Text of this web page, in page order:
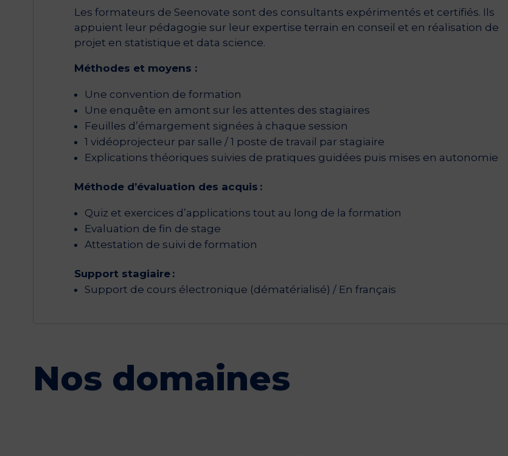
Les formateurs de Seenovate sont des consultants expérimentés et certifiés. Ils
appuient leur pédagogie sur leur expertise terrain en conseil et en réalisation de
projet en statistique et data science.
Méthodes et moyens :
Une convention de formation
Une enquête en amont sur les attentes des stagiaires
Feuilles d’émargement signées à chaque session
1 vidéoprojecteur par salle / 1 poste de travail par stagiaire
Explications théoriques suivies de pratiques guidées puis mises en autonomie
Méthode d’évaluation des acquis :
Quiz et exercices d’applications tout au long de la formation
Evaluation de fin de stage
Attestation de suivi de formation
Support stagiaire :
Support de cours électronique (dématérialisé) / En français
Nos domaines